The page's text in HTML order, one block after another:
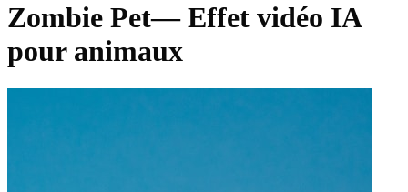
Zombie Pet— Effet vidéo IA
pour animaux